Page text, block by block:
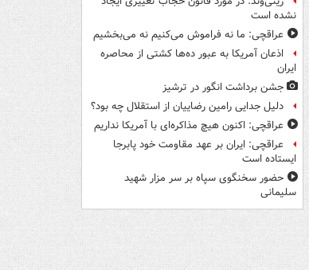
نشده است
عراقچی: ما نه فراموش می‌کنیم نه می‌بخشیم
اذعان آمریکا به عبور ده‌ها کشتی از محاصره
ایران
جشن برداشت انگور در ترشیز
دلیل جدایی رامین رضاییان از استقلال چه بود؟
عراقچی: اکنون هیچ مذاکره‌ای با آمریکا نداریم
عراقچی: ایران بر عهد مقاومت خود پابرجا
ایستاده است
حضور سخنگوی سپاه بر سر مزار شهید
سلیمانی